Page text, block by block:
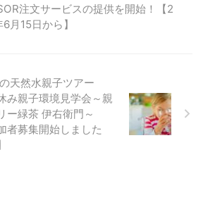
注文サービスの提供を開始！【2
月15日から】
天然水親子ツアー
み親子環境見学会～親
ー緑茶 伊右衛門～
者募集開始しました